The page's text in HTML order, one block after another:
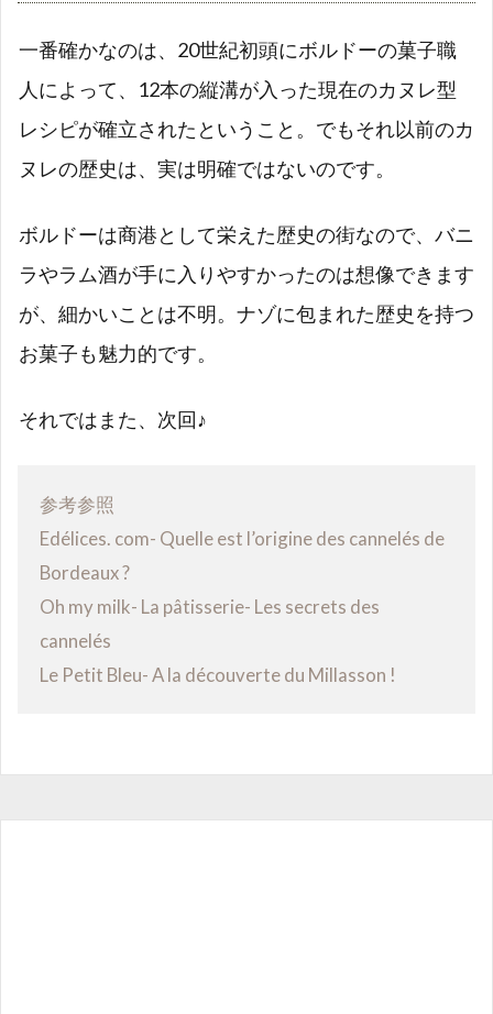
一番確かなのは、20世紀初頭にボルドーの菓子職
人によって、 12本の縦溝が入った現在のカヌレ型
レシピが確立されたということ。でもそれ以前のカ
ヌレの歴史は、実は明確ではないのです。
ボルドーは商港として栄えた歴史の街なので、バニ
ラやラム酒が手に入りやすかったのは想像できます
が、細かいことは不明。ナゾに包まれた歴史を持つ
お菓子も魅力的です。
それではまた、次回♪
参考参照
Edélices. com- Quelle est l’origine des cannelés de
Bordeaux ?
Oh my milk- La pâtisserie- Les secrets des
cannelés
Le Petit Bleu- A la découverte du Millasson !